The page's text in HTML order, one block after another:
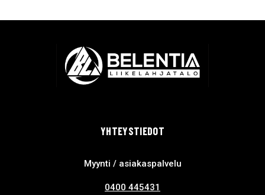
YHTEYSTIEDOT
Myynti / asiakaspalvelu
0400 445431